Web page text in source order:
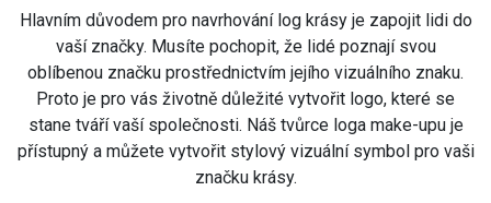
Hlavním důvodem pro navrhování log krásy je zapojit lidi do
vaší značky. Musíte pochopit, že lidé poznají svou
oblíbenou značku prostřednictvím jejího vizuálního znaku.
Proto je pro vás životně důležité vytvořit logo, které se
stane tváří vaší společnosti. Náš tvůrce loga make-upu je
přístupný a můžete vytvořit stylový vizuální symbol pro vaši
značku krásy.